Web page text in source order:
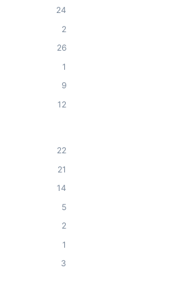
24
2
26
1
9
12
22
21
14
5
2
1
3